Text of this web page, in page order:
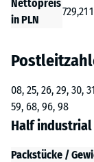
Nettopreis
in PLN
729,21
08, 25, 26, 29, 30,
59, 68, 96, 98
Half
Packstücke /